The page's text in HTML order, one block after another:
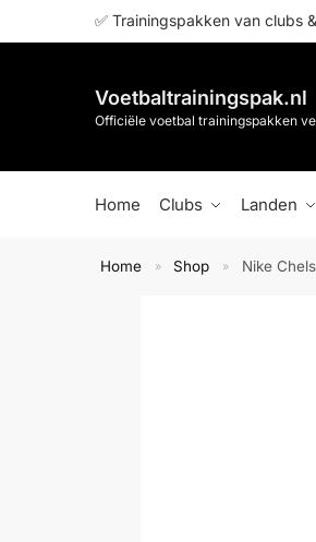
✅ Trainingspakken van clubs
Voetbaltrainingspak.nl
Officiële voetbal trainingspakken
Home Clubs Landen
Home » Shop » Nike